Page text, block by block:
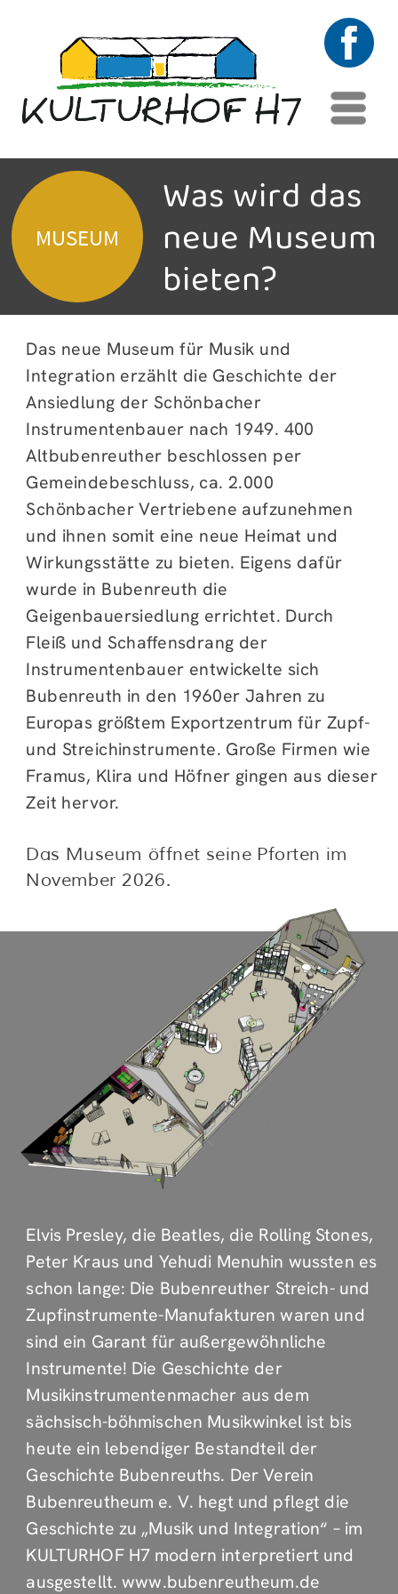
MUSEUM
Was wird das
neue Museum
bieten?
Das neue Museum für Musik und
Integration erzählt die Geschichte der
Ansiedlung der Schönbacher
Instrumentenbauer nach 1949. 400
Gemeindebeschluss, ca. 2.000
und ihnen somit eine neue Heimat und
Wirkungsstätte zu bieten. Eigens dafür
wurde in Bubenreuth die
Geigenbauersiedlung errichtet. Durch
Fleiß und Schaffensdrang der
Instrumentenbauer entwickelte sich
Bubenreuth in den 1960er Jahren zu
Europas größtem Exportzentrum für Zupf-
und Streichinstrumente. Große Firmen wie
Framus, Klira und Höfner gingen aus dieser
Zeit hervor.
Das Museum öffnet seine Pforten im
November
Elvis Presley, die Beatles, die Rolling Stones,
Musikinstrumentenmacher aus dem
sächsisch-böhmischen Musikwinkel ist bis
heute ein lebendiger Bestandteil der
Geschichte Bubenreuths. Der Verein
Bubenreutheum e. V. hegt und pflegt die
Geschichte zu „Musik und Integration“ – im
KULTURHOF H7 modern interpretiert und
ausgestellt. www.bubenreutheum.de
Schönbacher Instrumentenbauer in
Bubenreuth. Im Hauptraum werden die
beide Narrative Musik und Integration
anhand von Stationen der
Popularmusikgeschichte und
Integrationsspots vermittelt.